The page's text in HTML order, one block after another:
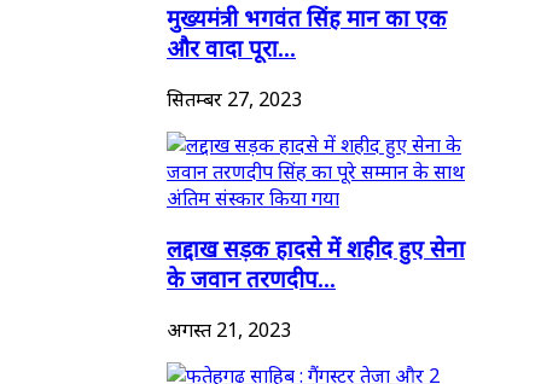
मुख्यमंत्री भगवंत सिंह मान का एक
और वादा पूरा...
सितम्बर 27, 2023
लद्दाख सड़क हादसे में शहीद हुए सेना
के जवान तरणदीप...
अगस्त 21, 2023